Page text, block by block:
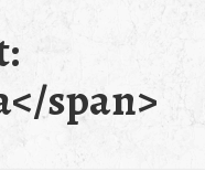
span>